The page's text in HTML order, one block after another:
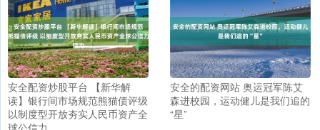
安全配资炒股平台 【新华解
读】银行间市场规范熊猫债评级
以制度型开放夯实人民币资产全
球公信力
安全的配资网站 奥运冠军陈艾
森进校园，运动健儿是我们追的
“星”